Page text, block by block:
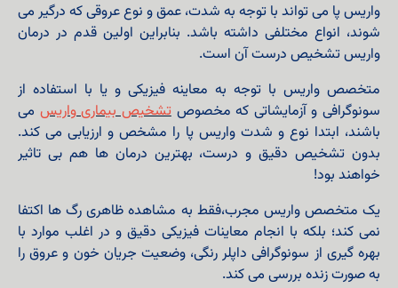
واریس پا می تواند با توجه به شدت، عمق و نوع عروقی که درگیر می
شوند، انواع مختلفی داشته باشد. بنابراین اولین قدم در درمان
واریس تشخیص درست آن است.
متخصص واریس با توجه به معاینه فیزیکی و یا با استفاده از
سونوگرافی و آزمایشاتی که مخصوصتشخیص بیماری واریس می
باشند، ابتدا نوع و شدت واریس پا را مشخص و ارزیابی می کند.
بدون تشخیص دقیق و درست، بهترین درمان ها هم بی تاثیر
خواهند بود!
یک متخصص واریس مجرب،فقط به مشاهده ظاهری رگ‌ ها اکتفا
نمی‌ کند؛ بلکه با انجام معاینات فیزیکی دقیق و در اغلب موارد با
بهره‌ گیری از سونوگرافی داپلر رنگی، وضعیت جریان خون و عروق را
به صورت زنده بررسی می‌ کند.